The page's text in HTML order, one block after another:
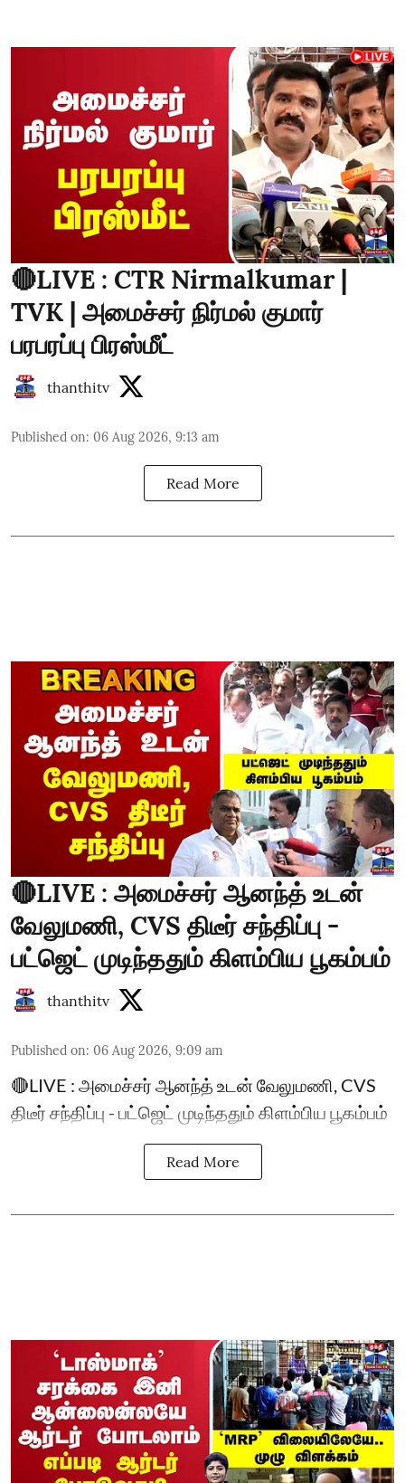
🔴LIVE : CTR Nirmalkumar |
TVK | அமைச்சர் நிர்மல் குமார்
பரபரப்பு பிரஸ்மீட்
thanthitv
Published on: 06 Aug 2026, 9:13 am
Read More
🔴LIVE : அமைச்சர் ஆனந்த் உடன்
வேலுமணி, CVS திடீர் சந்திப்பு -
பட்ஜெட் முடிந்ததும் கிளம்பிய பூகம்பம்
thanthitv
Published on: 06 Aug 2026, 9:09 am
🔴LIVE : அமைச்சர் ஆனந்த் உடன் வேலுமணி, CVS
திடீர் சந்திப்பு - பட்ஜெட் முடிந்ததும் கிளம்பிய பூகம்பம்
Read More